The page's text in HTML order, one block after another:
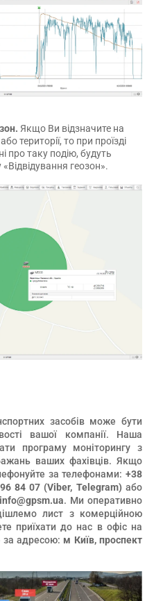
Якщо Ви відзначите на
території, то при проїзді
про таку подію, будуть
геозон».
засобів може бути
вашої компанії. Наша
програму моніторингу з
ваших фахівців. Якщо
за телефонами: +38
84 07 (Viber, Telegram) або
info@gpsm.ua. Ми оперативно
лист з комерційною
приїхати до нас в офіс на
за адресою: м Київ, проспект